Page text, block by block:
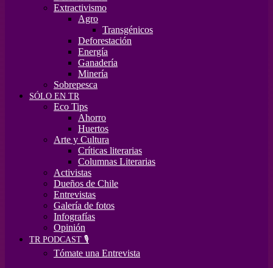
Extractivismo
Agro
Transgénicos
Deforestación
Energía
Ganadería
Minería
Sobrepesca
SÓLO EN TR
Eco Tips
Ahorro
Huertos
Arte y Cultura
Críticas literarias
Columnas Literarias
Activistas
Dueños de Chile
Entrevistas
Galería de fotos
Infografías
Opinión
TR PODCAST 🎙️
Tómate una Entrevista